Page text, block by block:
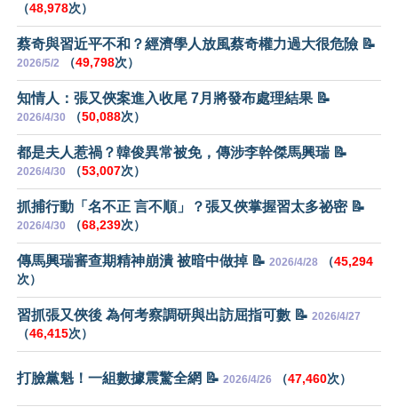
（48,978次）
蔡奇與習近平不和？經濟學人放風蔡奇權力過大很危險 📝
2026/5/2 （49,798次）
知情人：張又俠案進入收尾 7月將發布處理結果 📝
2026/4/30 （50,088次）
都是夫人惹禍？韓俊異常被免，傳涉李幹傑馬興瑞 📝
2026/4/30 （53,007次）
抓捕行動「名不正 言不順」？張又俠掌握習太多祕密 📝
2026/4/30 （68,239次）
傳馬興瑞審查期精神崩潰 被暗中做掉 📝 2026/4/28 （45,294
次）
習抓張又俠後 為何考察調研與出訪屈指可數 📝 2026/4/27
（46,415次）
打臉黨魁！一組數據震驚全網 📝 2026/4/26 （47,460次）